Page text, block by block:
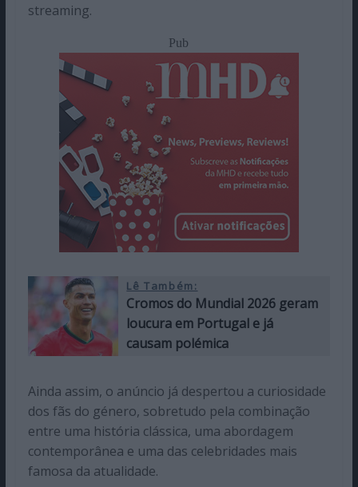
streaming.
Pub
Lê Também:
Cromos do Mundial 2026 geram
loucura em Portugal e já
causam polémica
Ainda assim, o anúncio já despertou a curiosidade
dos fãs do género, sobretudo pela combinação
entre uma história clássica, uma abordagem
contemporânea e uma das celebridades mais
famosa da atualidade.